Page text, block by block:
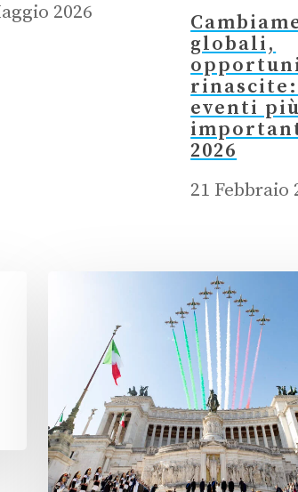
2026
globali,
eventi più
2026
21 Febbraio